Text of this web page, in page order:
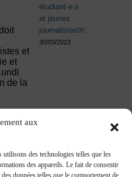
aux
des technologies telles que les
des appareils. Le fait de consentir
données telles que le comportement de
et
et
de la
étudiant·e·s
et jeunes
journalistes￼
30/03/2023